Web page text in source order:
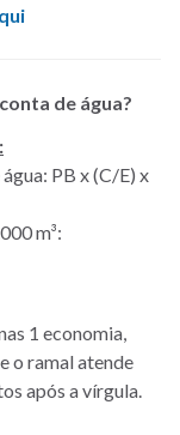
de água?
PB x (C/E) x
m³:
1 economia,
o ramal atende
após a vírgula.